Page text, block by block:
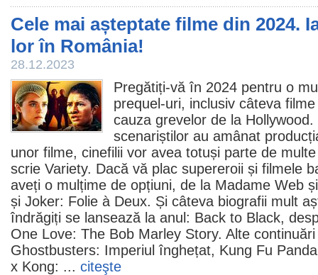
Cele mai așteptate filme din 2024.
lor în România!
28.12.2023
Pregătiți-vă în 2024 pentru o
prequel-uri, inclusiv câteva filme
cauza grevelor de la
scenariștilor au amânat
unor filme, cinefilii vor avea totuși parte de
scrie Variety. Dacă vă plac supereroii și filmele
aveți o mulțime de opțiuni, de la Madame Web
și Joker: Folie à Deux. Și câteva biografii mult
îndrăgiți se lansează la anul: Back to Black,
One Love: The Bob Marley Story. Alte
Ghostbusters: Imperiul înghețat, Kung Fu
x Kong: ... citeşte